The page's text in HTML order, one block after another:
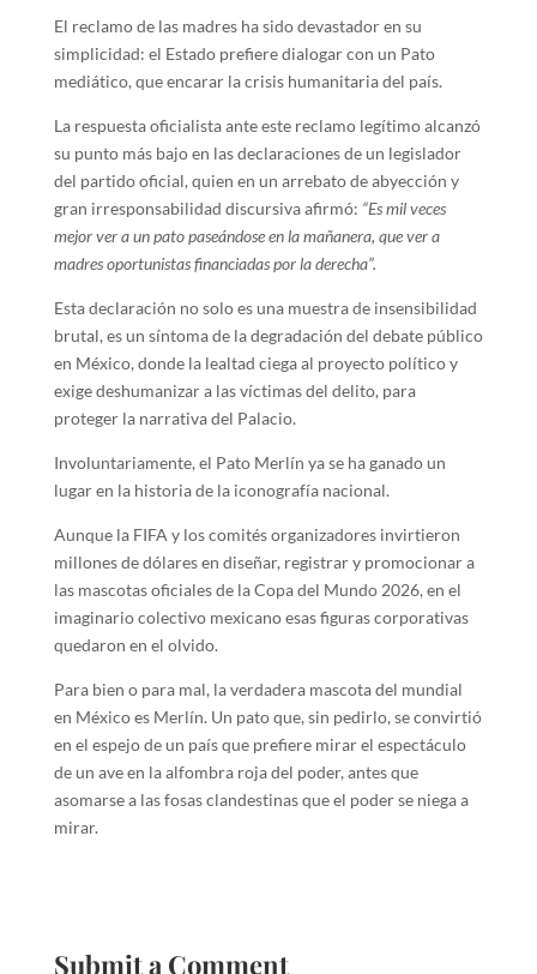
El reclamo de las madres ha sido devastador en su
simplicidad: el Estado prefiere dialogar con un Pato
mediático, que encarar la crisis humanitaria del país.
La respuesta oficialista ante este reclamo legítimo alcanzó
su punto más bajo en las declaraciones de un legislador
del partido oficial, quien en un arrebato de abyección y
gran irresponsabilidad discursiva afirmó: “Es mil veces
mejor ver a un pato paseándose en la mañanera, que ver a
madres oportunistas financiadas por la derecha”.
Esta declaración no solo es una muestra de insensibilidad
brutal, es un síntoma de la degradación del debate público
en México, donde la lealtad ciega al proyecto político y
exige deshumanizar a las víctimas del delito, para
proteger la narrativa del Palacio.
Involuntariamente, el Pato Merlín ya se ha ganado un
lugar en la historia de la iconografía nacional.
Aunque la FIFA y los comités organizadores invirtieron
millones de dólares en diseñar, registrar y promocionar a
las mascotas oficiales de la Copa del Mundo 2026, en el
imaginario colectivo mexicano esas figuras corporativas
quedaron en el olvido.
Para bien o para mal, la verdadera mascota del mundial
en México es Merlín. Un pato que, sin pedirlo, se convirtió
en el espejo de un país que prefiere mirar el espectáculo
de un ave en la alfombra roja del poder, antes que
asomarse a las fosas clandestinas que el poder se niega a
mirar.
Submit a Comment